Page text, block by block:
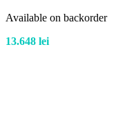
Available on backorder
13.648 lei